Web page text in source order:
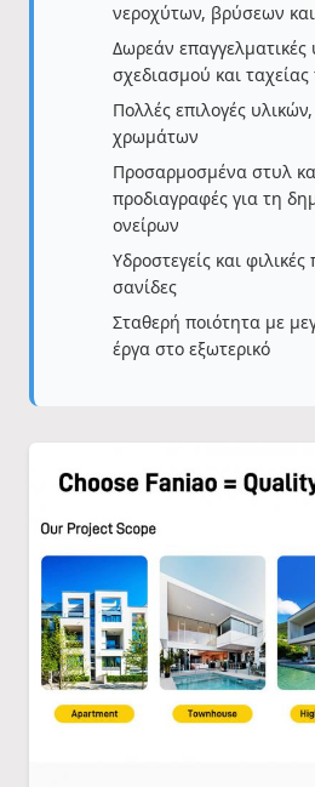
νεροχύτων, βρύσεων
Δωρεάν επαγγελματικές
σχεδιασμού και
Πολλές επιλογές
χρωμάτων
Προσαρμοσμένα στυλ
προδιαγραφές για τη
ονείρων
Υδροστεγείς και
σανίδες
Σταθερή ποιότητα με
έργα στο εξωτερικό